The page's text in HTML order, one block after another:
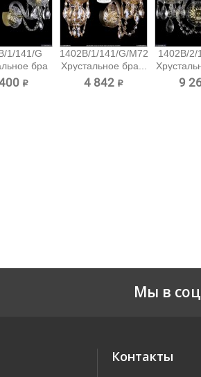
1/141/G
бра
₽
1402B/1/141/G/M721
Хрустальное бра...
4 842 ₽
1402B/2/
9
Мы в
Контакты